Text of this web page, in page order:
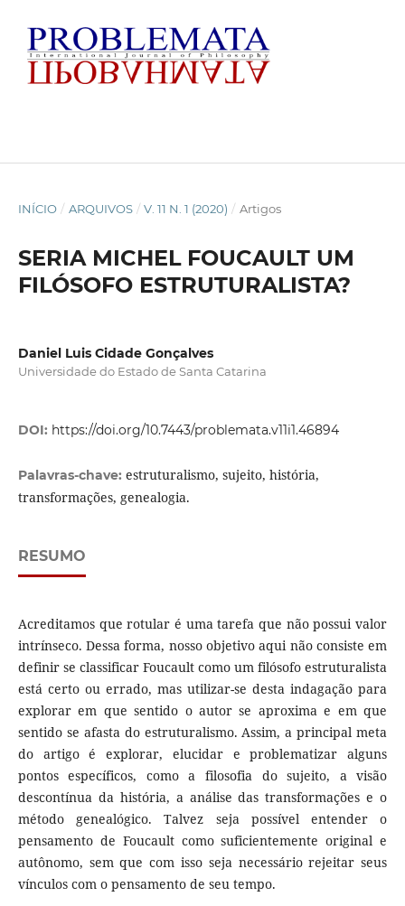
INÍCIO / ARQUIVOS / V. 11 N. 1 (2020) / Artigos
SERIA MICHEL FOUCAULT UM
FILÓSOFO ESTRUTURALISTA?
Daniel Luis Cidade Gonçalves
Universidade do Estado de Santa Catarina
DOI: https://doi.org/10.7443/problemata.v11i1.46894
Palavras-chave: estruturalismo, sujeito, história,
transformações, genealogia.
RESUMO
Acreditamos que rotular é uma tarefa que não possui valor
intrínseco. Dessa forma, nosso objetivo aqui não consiste em
definir se classificar Foucault como um filósofo estruturalista
está certo ou errado, mas utilizar-se desta indagação para
explorar em que sentido o autor se aproxima e em que
sentido se afasta do estruturalismo. Assim, a principal meta
do artigo é explorar, elucidar e problematizar alguns
pontos específicos, como a filosofia do sujeito, a visão
descontínua da história, a análise das transformações e o
método genealógico. Talvez seja possível entender o
pensamento de Foucault como suficientemente original e
autônomo, sem que com isso seja necessário rejeitar seus
vínculos com o pensamento de seu tempo.